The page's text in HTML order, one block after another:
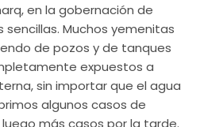
en la gobernación de
sencillas. Muchos yemenitas
de pozos y de tanques
expuestos a
sin importar que el agua
algunos casos de
más casos por la tarde.